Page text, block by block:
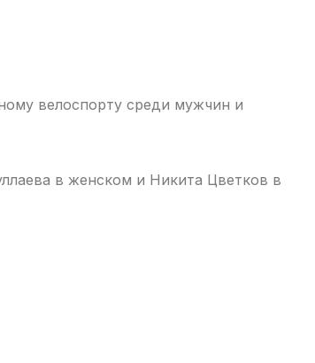
велоспорту среди мужчин и
в женском и Никита Цветков в